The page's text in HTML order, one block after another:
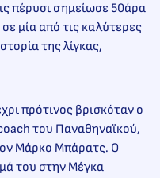
πέρυσι σημείωσε 50άρα
μία από τις καλύτερες
της λίγκας,
πρότινος βρισκόταν ο
του Παναθηναϊκού,
Μάρκο Μπάρατς. Ο
του στην Μέγκα